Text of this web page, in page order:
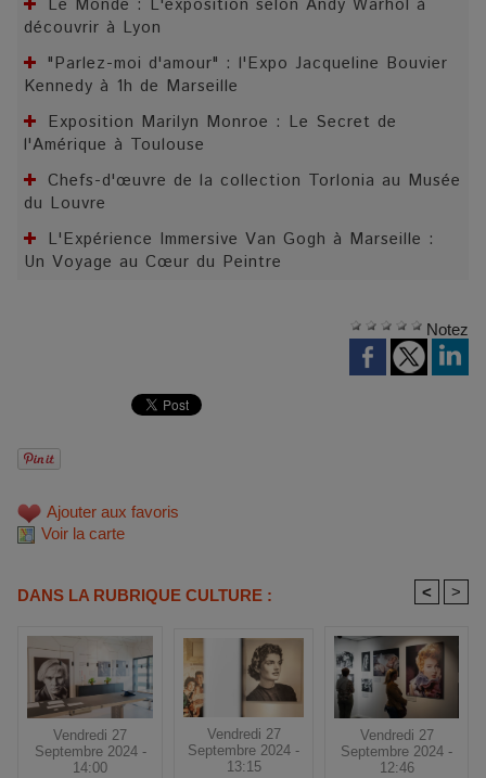
Le Monde : L'exposition selon Andy Warhol à
découvrir à Lyon
"Parlez-moi d'amour" : l'Expo Jacqueline Bouvier
Kennedy à 1h de Marseille
Exposition Marilyn Monroe : Le Secret de
l'Amérique à Toulouse
Chefs-d'œuvre de la collection Torlonia au Musée
du Louvre
L'Expérience Immersive Van Gogh à Marseille :
Un Voyage au Cœur du Peintre
Notez
Ajouter aux favoris
Voir la carte
DANS LA RUBRIQUE CULTURE : < >
Vendredi 27
Septembre 2024 -
14:00
Vendredi 27
Septembre 2024 -
13:15
Vendredi 27
Septembre 2024 -
12:46